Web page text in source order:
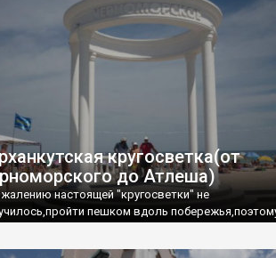
кругосветка(от
до Атлеша)
настоящей "кругосветки" не
пешком вдоль